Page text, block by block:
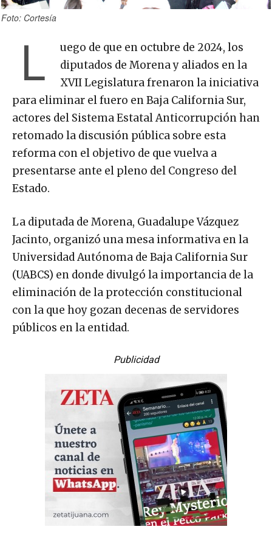
Foto: Cortesía
L
uego de que en octubre de 2024, los
diputados de Morena y aliados en la
XVII Legislatura frenaron la iniciativa
para eliminar el fuero en Baja California Sur,
actores del Sistema Estatal Anticorrupción han
retomado la discusión pública sobre esta
reforma con el objetivo de que vuelva a
presentarse ante el pleno del Congreso del
Estado.
La diputada de Morena, Guadalupe Vázquez
Jacinto, organizó una mesa informativa en la
Universidad Autónoma de Baja California Sur
(UABCS) en donde divulgó la importancia de la
eliminación de la protección constitucional
con la que hoy gozan decenas de servidores
públicos en la entidad.
Publicidad